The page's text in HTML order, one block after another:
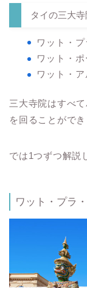
タイの三大寺
ワット・
ワット・ポ
ワット・ア
三大寺院はすべ
を回ることができ
では1つずつ解説
ワット・プラ